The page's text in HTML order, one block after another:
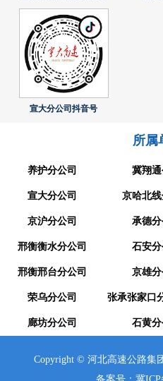
宣大分公司抖音号
所属
养护分公司 冀翔通
宣大分公司 京哈北线
京沪分公司 承德分
邢衡衡水分公司 石安分
邢衡邢台分公司 京雄分
荣乌分公司 张承张家口
崇分公
廊坊分公司 石黄分
Copyright © 河北高速公路集